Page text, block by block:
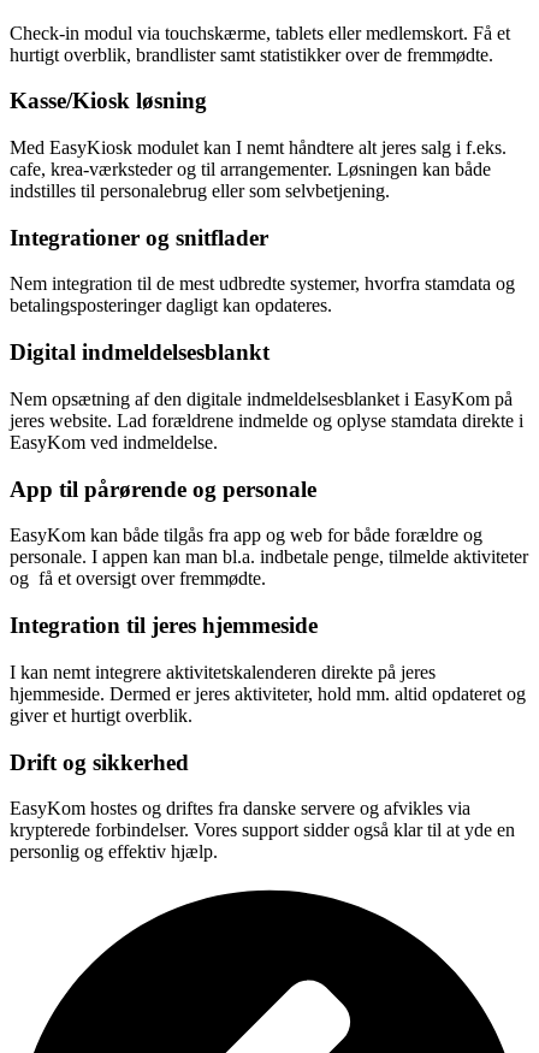
Check-in modul via touchskærme, tablets eller medlemskort. Få et
hurtigt overblik, brandlister samt statistikker over de fremmødte.
Kasse/Kiosk løsning
Med EasyKiosk modulet kan I nemt håndtere alt jeres salg i f.eks.
cafe, krea-værksteder og til arrangementer. Løsningen kan både
indstilles til personalebrug eller som selvbetjening.
Integrationer og snitflader
Nem integration til de mest udbredte systemer, hvorfra stamdata og
betalingsposteringer dagligt kan opdateres.
Digital indmeldelsesblankt
Nem opsætning af den digitale indmeldelsesblanket i EasyKom på
jeres website. Lad forældrene indmelde og oplyse stamdata direkte i
EasyKom ved indmeldelse.
App til pårørende og personale
EasyKom kan både tilgås fra app og web for både forældre og
personale. I appen kan man bl.a. indbetale penge, tilmelde aktiviteter
og få et oversigt over fremmødte.
Integration til jeres hjemmeside
I kan nemt integrere aktivitetskalenderen direkte på jeres
hjemmeside. Dermed er jeres aktiviteter, hold mm. altid opdateret og
giver et hurtigt overblik.
Drift og sikkerhed
EasyKom hostes og driftes fra danske servere og afvikles via
krypterede forbindelser. Vores support sidder også klar til at yde en
personlig og effektiv hjælp.